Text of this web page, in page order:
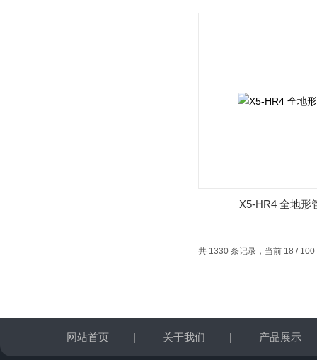
X5-HR4 全地形
共 1330 条记录，当前 18 /
网站首页 | 关于我们 | 产品展示